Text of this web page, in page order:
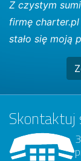
Z czystym
firmę
stało się moją
Skontaktuj